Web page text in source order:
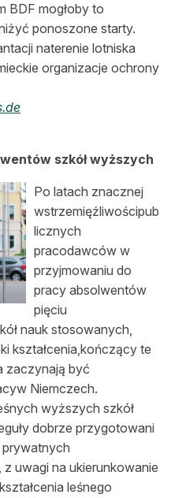
BDF mogłoby to
ponoszone starty.
naterenie lotniska
organizacje ochrony
szkół wyższych
Po latach znacznej
wstrzemięźliwościpub
licznych
pracodawców w
przyjmowaniu do
pracy absolwentów
pięciu
nauk stosowanych,
kształcenia,kończący te
zaczynają być
Niemczech.
wyższych szkół
dobrze przygotowani
uwagi na ukierunkowanie
leśnego